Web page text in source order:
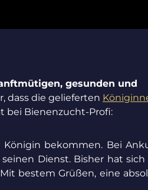
gesunden und
dass die gelieferten
bei Bienenzucht-Profi:
Königin bekommen. Bei
Dienst. Bisher hat sich
bestem Grüßen, eine